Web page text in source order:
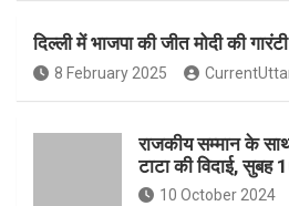
ce
b
o
o
at
s
A
p
p
दिल्ली में भाजपा की जीत मोदी की
8 February 2025
राजकीय सम्मान के
टाटा की विदाई, सुबह
10 October 2024